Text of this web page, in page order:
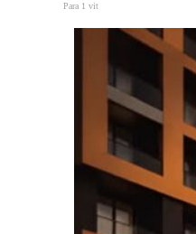
Para 1 vit